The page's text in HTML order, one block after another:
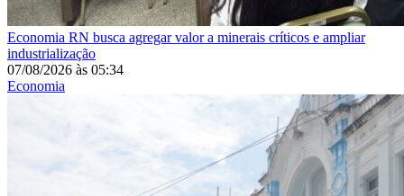
Economia RN busca agregar valor a minerais críticos e ampliar
industrialização
07/08/2026 às 05:34
Economia